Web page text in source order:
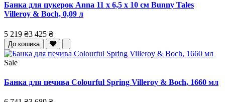
Банка для цукерок Anna 11 x 6,5 x 10 см Bunny Tales
Villeroy & Boch, 0,09 л
5 219 ₴3 425 ₴
До кошика
Sale
Банка для печива Colourful Spring Villeroy & Boch, 1660 мл